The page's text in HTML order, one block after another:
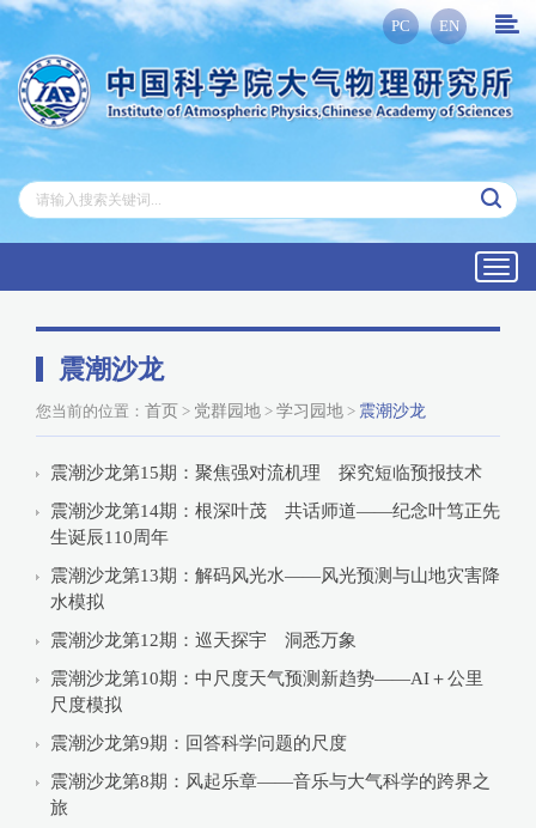
PC EN
震潮沙龙
您当前的位置： 首页 > 党群园地 > 学习园地 > 震潮沙龙
震潮沙龙第15期：聚焦强对流机理 探究短临预报技术
震潮沙龙第14期：根深叶茂 共话师道——纪念叶笃正先
生诞辰110周年
震潮沙龙第13期：解码风光水——风光预测与山地灾害降
水模拟
震潮沙龙第12期：巡天探宇 洞悉万象
震潮沙龙第10期：中尺度天气预测新趋势——AI＋公里
尺度模拟
震潮沙龙第9期：回答科学问题的尺度
震潮沙龙第8期：风起乐章——音乐与大气科学的跨界之
旅